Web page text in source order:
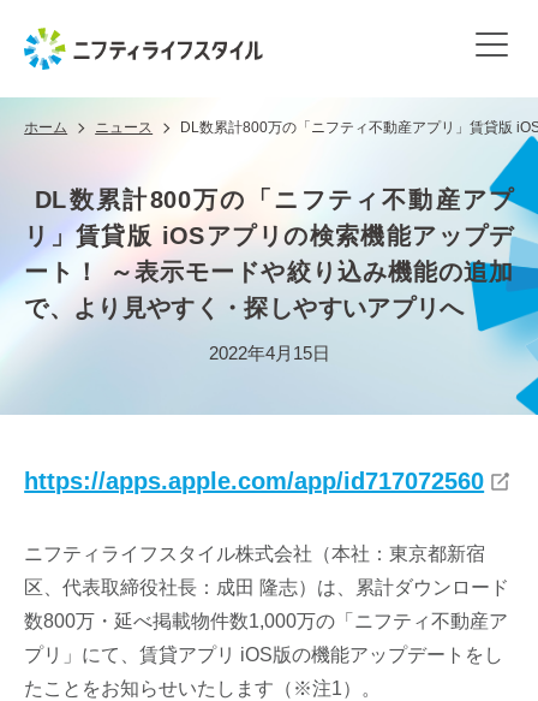
ホーム ニュース DL数累計800万の「ニフティ不動産アプリ」賃貸版
DL数累計800万の「ニフティ不動産アプ
リ」賃貸版 iOSアプリの検索機能アップデ
ート！ ～表示モードや絞り込み機能の追加
で、より見やすく・探しやすいアプリへ
2022年4月15日
https://apps.apple.com/app/id717072560
ニフティライフスタイル株式会社（本社：東京都新宿
区、代表取締役社長：成田 隆志）は、累計ダウンロード
数800万・延べ掲載物件数1,000万の「ニフティ不動産ア
プリ」にて、賃貸アプリ iOS版の機能アップデートをし
たことをお知らせいたします（※注1）。